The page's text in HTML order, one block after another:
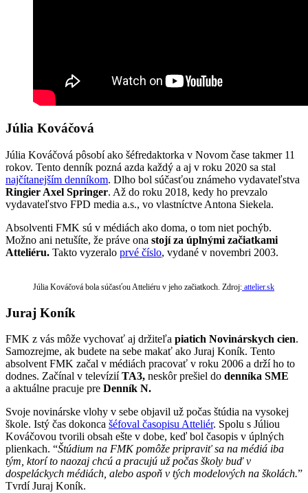
Júlia Kováčová
Júlia Kováčová pôsobí ako šéfredaktorka v Novom čase takmer 11
rokov. Tento denník pozná azda každý a aj v roku 2020 sa stal
najčítanejším denníkom. Dlho bol súčasťou známeho vydavateľstva
Ringier Axel Springer. Až do roku 2018, kedy ho prevzalo
vydavateľstvo FPD media a.s., vo vlastníctve Antona Siekela.
Absolventi FMK sú v médiách ako doma, o tom niet pochýb.
Možno ani netušíte, že práve ona stojí za úplnými začiatkami
Atteliéru. Takto vyzeralo prvé číslo, vydané v novembri 2003.
Júlia Kováčová bola súčasťou Atteliéru v jeho začiatkoch. Zdroj: attelier.sk
Juraj Koník
FMK z vás môže vychovať aj držiteľa piatich Novinárskych cien.
Samozrejme, ak budete na sebe makať ako Juraj Koník. Tento
absolvent FMK začal v médiách pracovať v roku 2006 a drží ho to
dodnes. Začínal v televíziíTA3, neskôr prešiel do denníka SME
a aktuálne pracuje pre Denník N.
Svoje novinárske vlohy v sebe objavil už počas štúdia na vysokej
škole. Istý čas dokonca šéfoval časopisu Atteliér. Spolu s Júliou
Kováčovou tvorili obsah ešte v dobe, keď bol časopis v úplných
plienkach. “Štúdium na FMK pomôže pripraviť sa na médiá iba
tým, ktorí to naozaj chcú a pracujú už počas školy buď v
dospeláckych médiách, alebo aspoň v tých modelových na školách.”
Tvrdí Juraj Koník.